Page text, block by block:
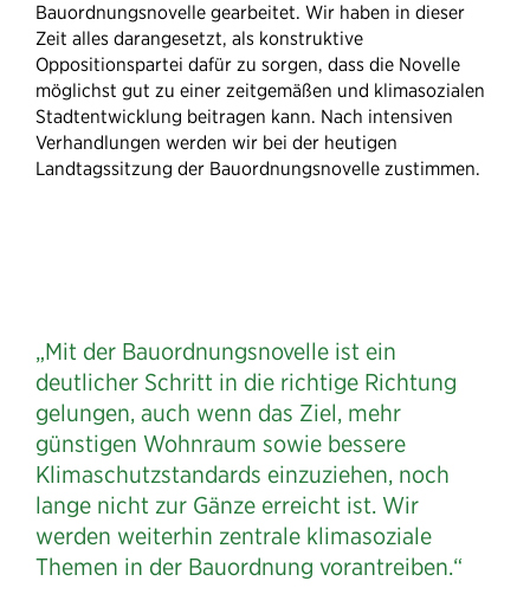
Bauordnungsnovelle gearbeitet. Wir haben in dieser
Zeit alles darangesetzt, als konstruktive
Oppositionspartei dafür zu sorgen, dass die Novelle
möglichst gut zu einer zeitgemäßen und klimasozialen
Stadtentwicklung beitragen kann. Nach intensiven
Verhandlungen werden wir bei der heutigen
Landtagssitzung der Bauordnungsnovelle zustimmen.
„Mit der Bauordnungsnovelle ist ein
deutlicher Schritt in die richtige Richtung
gelungen, auch wenn das Ziel, mehr
günstigen Wohnraum sowie bessere
Klimaschutzstandards einzuziehen, noch
lange nicht zur Gänze erreicht ist. Wir
werden weiterhin zentrale klimasoziale
Themen in der Bauordnung vorantreiben.“